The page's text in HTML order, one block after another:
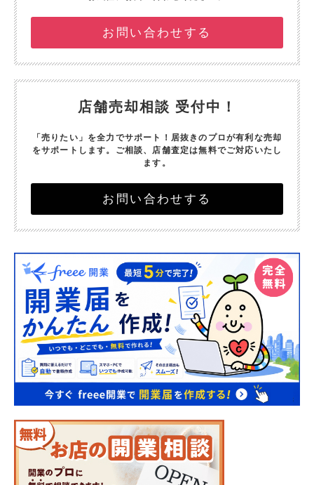
お問い合わせする
店舗売却相談 受付中！
「売りたい」を全力でサポート！ 居抜きのプロが有利な売却
をサポートします。 ご相談、店舗査定は無料でご対応いたし
ます。
お問い合わせする